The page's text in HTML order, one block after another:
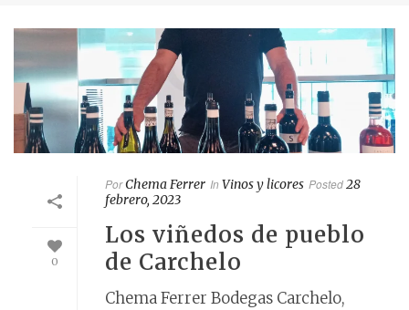
0
PorChema Ferrer In Vinos y licores Posted28
febrero, 2023
Los viñedos de pueblo
de Carchelo
Chema Ferrer Bodegas Carchelo,